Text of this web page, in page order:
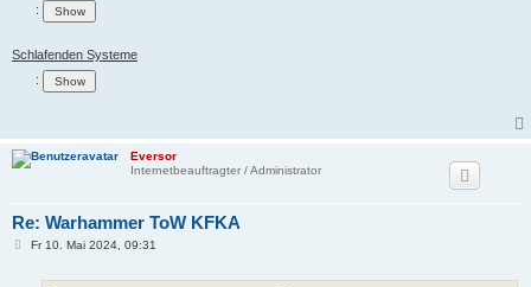
:
Schlafenden Systeme
:
Eversor
Internetbeauftragter / Administrator
Re: Warhammer ToW KFKA
BFr 10. Mai 2024, 09:31